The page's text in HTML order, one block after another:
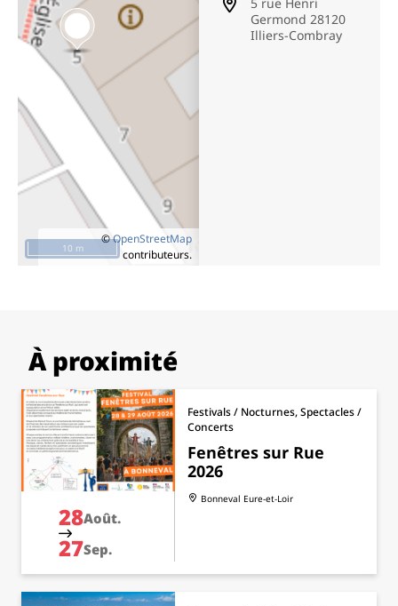
©OpenStreetMap
contributeurs.
10 m
5 rue Henri
Germond 28120
Illiers-Combray
À proximité
28Août.
27Sep.
Festivals / Nocturnes, Spectacles /
Concerts
Fenêtres sur Rue
2026
Bonneval Eure-et-Loir